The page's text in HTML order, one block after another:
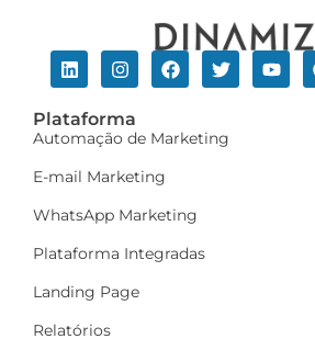
Plataforma
Automação de Marketing
E-mail Marketing
WhatsApp Marketing
Plataforma Integradas
Landing Page
Relatórios